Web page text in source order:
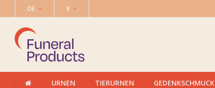
DE €
URNEN TIERURNEN GEDENKSCHMUCK